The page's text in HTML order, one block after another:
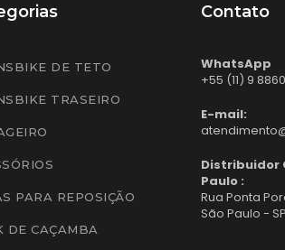
DE TETO
TRASEIRO
PARA REPOSIÇÃO
DE CAÇAMBA
Contato
WhatsApp
+55 (11) 9
E-mail:
Distribuidor
Paulo :
Rua Ponta
São Paulo - SP